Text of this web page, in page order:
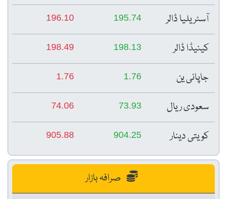
آسٹریلیا ڈالر 195.74
196.10
کینیڈا ڈالر 198.13
198.49
جاپانی ین 1.76
1.76
سعودی ریال 73.93
74.06
کویتی دینار 904.25
905.88
صرافہ بازار